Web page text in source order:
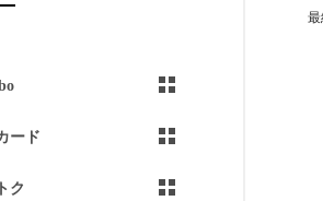
ード
ク
最